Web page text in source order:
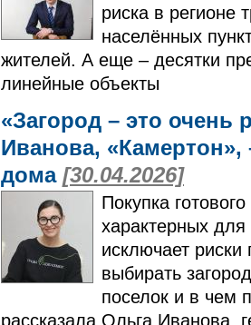
риска в регионе
населённых
жителей. А еще – десятки
линейные объекты
«Загород – это
Иванова, «Камертон»,
дома [30.04.2026]
Покупка
характерных
исключает
выбирать
поселок и в чем
рассказала Ольга Иванова,